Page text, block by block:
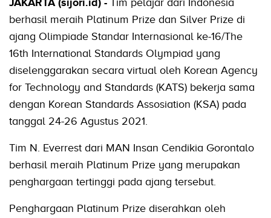
berhasil meraih Platinum Prize dan Silver Prize di
ajang Olimpiade Standar Internasional ke-16/The
16th International Standards Olympiad yang
diselenggarakan secara virtual oleh Korean Agency
for Technology and Standards (KATS) bekerja sama
dengan Korean Standards Assosiation (KSA) pada
tanggal 24-26 Agustus 2021.
Tim N. Everrest dari MAN Insan Cendikia Gorontalo
berhasil meraih Platinum Prize yang merupakan
penghargaan tertinggi pada ajang tersebut.
Penghargaan Platinum Prize diserahkan oleh